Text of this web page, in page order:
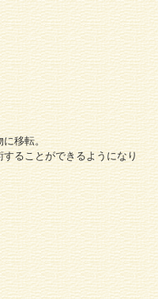
に移転。
ることができるようになり